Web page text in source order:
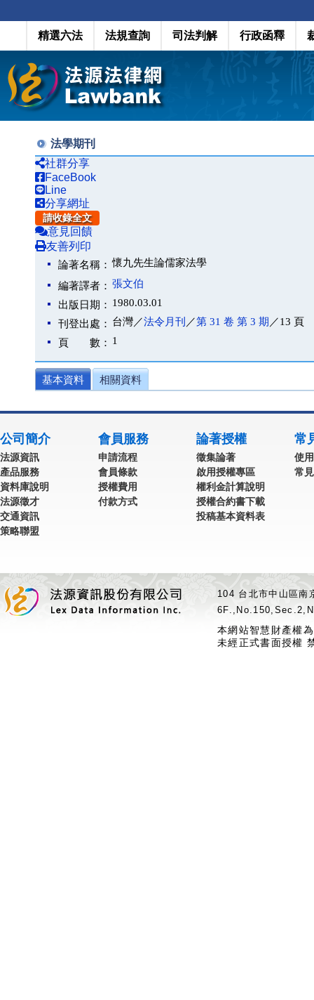
精選六法 法規查詢 司法判解 行政函釋
法學期刊
社群分享
FaceBook
Line
分享網址
請收錄全文
意見回饋
友善列印
論著名稱： 懷九先生論儒家法學
編著譯者： 張文伯
出版日期： 1980.03.01
刊登出處： 台灣／法令月刊 ／第 31 卷 第 3 期 ／13 頁
頁 數： 1
基本資料 相關資料
公司簡介
法源資訊
產品服務
資料庫說明
法源徵才
交通資訊
策略聯盟
會員服務
申請流程
會員條款
授權費用
付款方式
論著授權
徵集論著
啟用授權專區
權利金計算說明
授權合約書下載
投稿基本資料表
常
使
常
104 台北市中山區
本網站智慧財產權
未經正式書面授權